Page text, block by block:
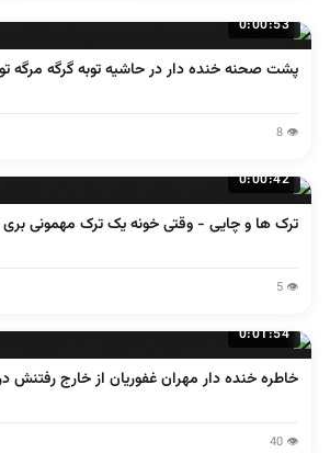
0:00:53
پشت صحنه خنده دار در حاشیه توبه گرگه مرگه
👁️ 8
0:00:42
ترک ها و چایی - وقتی خونه یک ترک مهمونی بری
👁️ 5
0:01:54
خاطره خنده دار مهران غفوریان از خارج رفتنش
👁️ 40